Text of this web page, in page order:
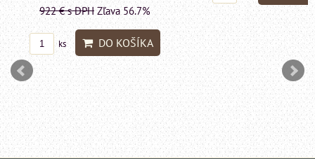
1415 €s DPH Zľava
ks DO